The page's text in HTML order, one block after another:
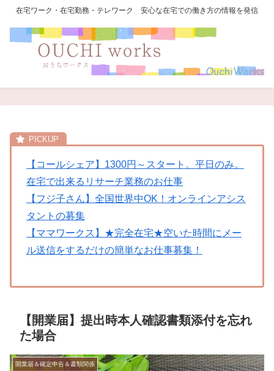
在宅ワーク・在宅勤務・テレワーク 安心な在宅での働き方の情報を発信
【コールシェア】1300円～スタート。平日のみ。
在宅で出来るリサーチ業務のお仕事
【フジ子さん】全国世界中OK！オンラインアシス
タントの募集
【ママワークス】★完全在宅★空いた時間にメー
ル送信をするだけの簡単なお仕事募集！
【開業届】提出時本人確認書類添付を忘れ
た場合
開業届＆確定申告＆書類関係